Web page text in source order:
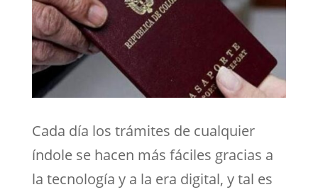
Cada día los trámites de cualquier
índole se hacen más fáciles gracias a
la tecnología y a la era digital, y tal es